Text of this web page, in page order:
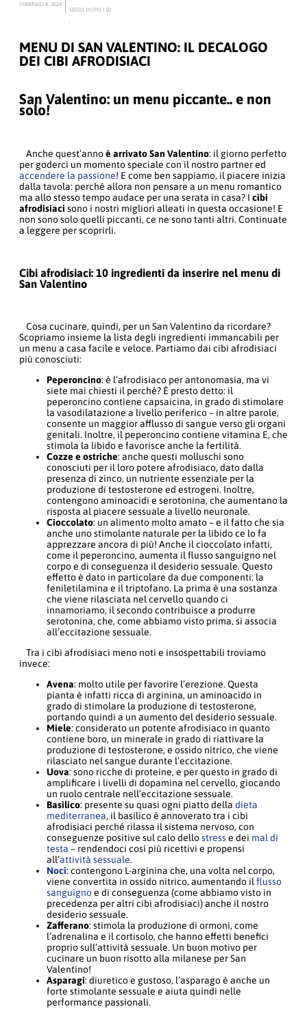
FEBBRAIO 8, 2024
SESSO DOPO I 50
MENU DI SAN VALENTINO: IL DECALOGO
DEI CIBI AFRODISIACI
San Valentino: un menu piccante.. e non
solo!
Anche quest’annoè arrivato San Valentino: il giorno perfetto
per goderci un momento speciale con il nostro partner ed
accendere la passione! E come ben sappiamo, il piacere inizia
dalla tavola: perché allora non pensare a un menu romantico
ma allo stesso tempo audace per una serata in casa? I cibi
afrodisiaci sono i nostri migliori alleati in questa occasione! E
non sono solo quelli piccanti, ce ne sono tanti altri. Continuate
a leggere per scoprirli.
Cibi afrodisiaci: 10 ingredienti da inserire nel menu di
San Valentino
Cosa cucinare, quindi, per un San Valentino da ricordare?
Scopriamo insieme la lista degli ingredienti immancabili per
un menu a casa facile e veloce. Partiamo dai cibi afrodisiaci
più conosciuti:
Peperoncino: è l’afrodisiaco per antonomasia, ma vi
siete mai chiesti il perché? È presto detto: il
peperoncino contiene capsaicina, in grado di stimolare
la vasodilatazione a livello periferico – in altre parole,
consente un maggior afflusso di sangue verso gli organi
genitali. Inoltre, il peperoncino contiene vitamina E, che
stimola la libido e favorisce anche la fertilità.
Cozze e ostriche: anche questi molluschi sono
conosciuti per il loro potere afrodisiaco, dato dalla
presenza di zinco, un nutriente essenziale per la
produzione di testosterone ed estrogeni. Inoltre,
contengono aminoacidi e serotonina, che aumentano la
risposta al piacere sessuale a livello neuronale.
Cioccolato: un alimento molto amato – e il fatto che sia
anche uno stimolante naturale per la libido ce lo fa
apprezzare ancora di più! Anche il cioccolato infatti,
come il peperoncino, aumenta il flusso sanguigno nel
corpo e di conseguenza il desiderio sessuale. Questo
effetto è dato in particolare da due componenti: la
feniletilamina e il triptofano. La prima è una sostanza
che viene rilasciata nel cervello quando ci
innamoriamo, il secondo contribuisce a produrre
serotonina, che, come abbiamo visto prima, si associa
all’eccitazione sessuale.
Tra i cibi afrodisiaci meno noti e insospettabili troviamo
invece:
Avena: molto utile per favorire l’erezione. Questa
pianta è infatti ricca di arginina, un aminoacido in
grado di stimolare la produzione di testosterone,
portando quindi a un aumento del desiderio sessuale.
Miele: considerato un potente afrodisiaco in quanto
contiene boro, un minerale in grado di riattivare la
produzione di testosterone, e ossido nitrico, che viene
rilasciato nel sangue durante l’eccitazione.
Uova: sono ricche di proteine, e per questo in grado di
amplificare i livelli di dopamina nel cervello, giocando
un ruolo centrale nell’eccitazione sessuale.
Basilico: presente su quasi ogni piatto della dieta
mediterranea, il basilico è annoverato tra i cibi
afrodisiaci perché rilassa il sistema nervoso, con
conseguenze positive sul calo dellostresse dei mal di
testa – rendendoci così più ricettivi e propensi
all’attività sessuale.
Noci: contengono L-arginina che, una volta nel corpo,
viene convertita in ossido nitrico, aumentando ilflusso
sanguignoe di conseguenza (come abbiamo visto in
precedenza per altri cibi afrodisiaci) anche il nostro
desiderio sessuale.
Zafferano: stimola la produzione di ormoni, come
l’adrenalina e il cortisolo, che hanno effetti benefici
proprio sull’attività sessuale. Un buon motivo per
cucinare un buon risotto alla milanese per San
Valentino!
Asparagi: diuretico e gustoso, l’asparago è anche un
forte stimolante sessuale e aiuta quindi nelle
performance passionali.